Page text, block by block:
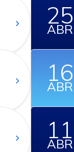
25
ABR
16
ABR
11
ABR